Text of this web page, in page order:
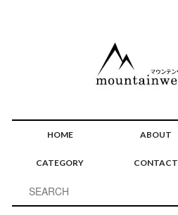
HOME ABOUT
CATEGORY CONTACT